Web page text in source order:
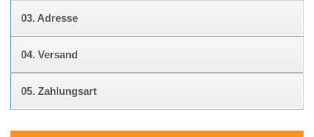
03. Adresse
04. Versand
05. Zahlungsart